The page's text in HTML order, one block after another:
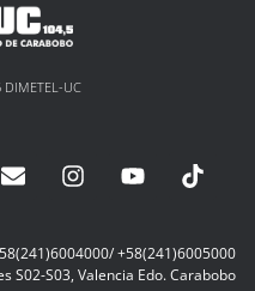
DIMETEL-UC
+58(241)6005000
S02-S03, Valencia Edo. Carabobo